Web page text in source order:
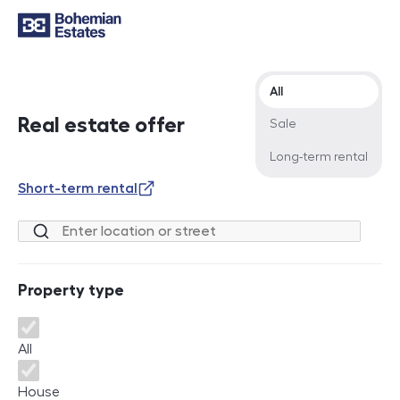
Real estate offer
Offer type
All
Sale
Long-term rental
Short-term rental
Location or street
Property type
Property type
All
House